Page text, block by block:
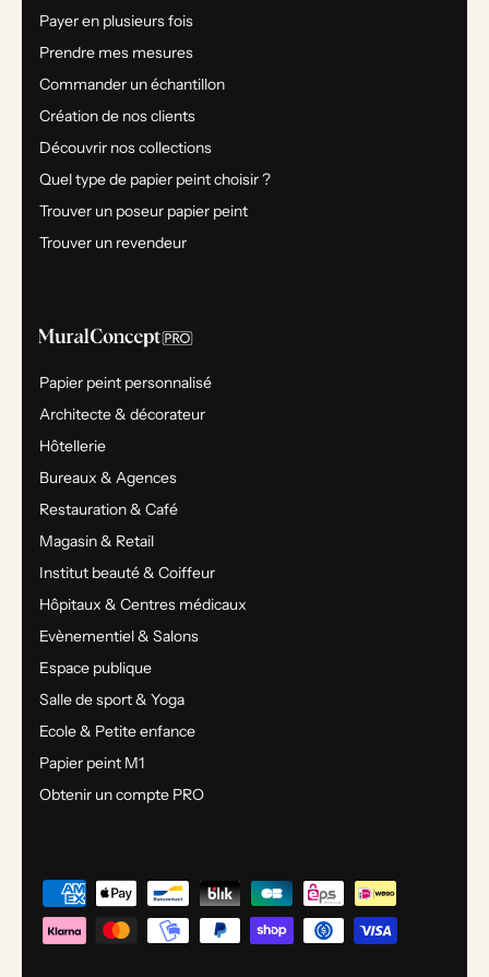
Payer en plusieurs fois
Prendre mes mesures
Commander un échantillon
Création de nos clients
Découvrir nos collections
Quel type de papier peint choisir ?
Trouver un poseur papier peint
Trouver un revendeur
Papier peint personnalisé
Architecte & décorateur
Hôtellerie
Bureaux & Agences
Restauration & Café
Magasin & Retail
Institut beauté & Coiffeur
Hôpitaux & Centres médicaux
Evènementiel & Salons
Espace publique
Salle de sport & Yoga
Ecole & Petite enfance
Papier peint M1
Obtenir un compte PRO